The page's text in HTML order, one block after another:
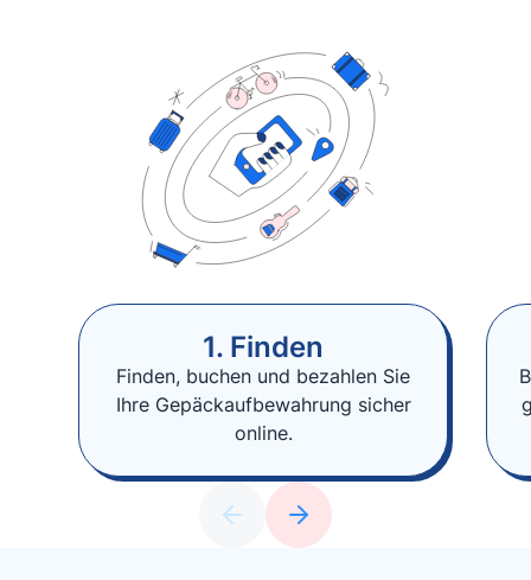
1. Finden
Finden, buchen und bezahlen Sie
Ihre Gepäckaufbewahrung sicher
online.